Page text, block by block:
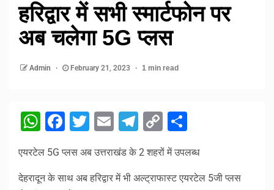
हरिद्वार में सभी स्मार्टफोन पर
अब चलेगा 5G प्लस
Admin February 21, 2023 1 min read
WhatsApp
Facebook
Twitter
EmailTelegram
Copy
Link
एयरटेल 5G प्लस अब उत्तराखंड के 2 शहरों में उपलब्ध
देहरादून के साथ अब हरिद्वार में भी अल्ट्राफास्ट एयरटेल 5जी प्लस